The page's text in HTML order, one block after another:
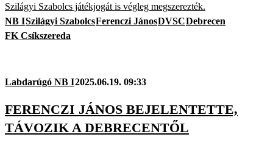
Szilágyi Szabolcs játékjogát is végleg megszerezték.
NB ISzilágyi SzabolcsFerenczi JánosDVSCDebrecen
FK Csíkszereda
Labdarúgó NB I2025.06.19. 09:33
FERENCZI JÁNOS BEJELENTETTE,
TÁVOZIK A DEBRECENTŐL